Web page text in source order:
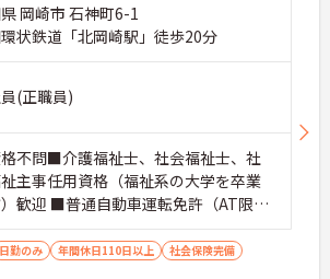
岡崎市 石神町6-1
状鉄道「北岡崎駅」徒歩20分
(正職員)
不問■介護福祉士、社会福祉士、社
主事任用資格（福祉系の大学を卒業
歓迎 ■普通自動車運転免許（AT限定
須
日勤のみ 年間休日110日以上
社会保険完備